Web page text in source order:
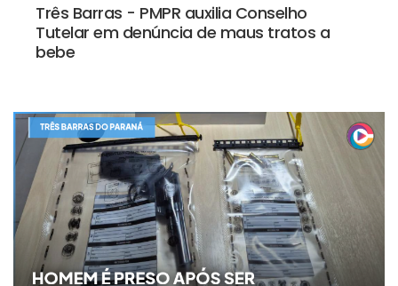
Três Barras - PMPR auxilia Conselho
Tutelar em denúncia de maus tratos a
bebe